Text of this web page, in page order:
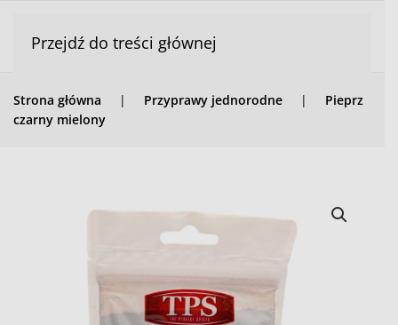
Przejdź do treści głównej
Strona główna Przyprawy jednorodne
Pieprz
czarny mielony